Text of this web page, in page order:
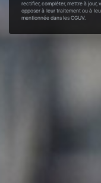
rectifier, compléter, mettre à jour,
opposer à leur traitement ou à
mentionnée dans les CGUV.